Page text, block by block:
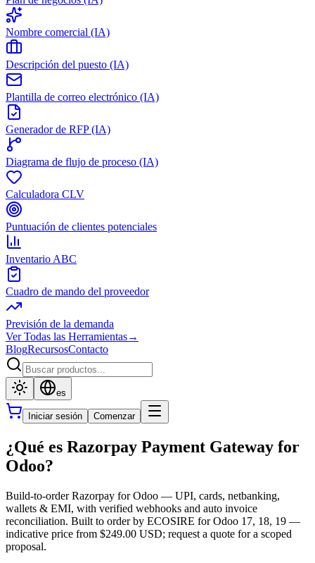
Nombre comercial (IA)
Descripción del puesto (IA)
Plantilla de correo electrónico (IA)
Generador de RFP (IA)
Diagrama de flujo de proceso (IA)
Calculadora CLV
Puntuación de clientes potenciales
Inventario ABC
Cuadro de mando del proveedor
Previsión de la demanda
Ver Todas las Herramientas→
BlogRecursosContacto
es
Iniciar sesión Comenzar
¿Qué es Razorpay Payment Gateway for
Odoo?
Build-to-order Razorpay for Odoo — UPI, cards, netbanking,
wallets & EMI, with verified webhooks and auto invoice
reconciliation. Built to order by ECOSIRE for Odoo 17, 18, 19 —
indicative price from $249.00 USD; request a quote for a scoped
proposal.